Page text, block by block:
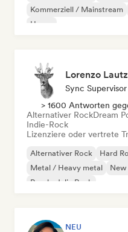
Kommerziell / Mainstream
House
Lorenzo Lautz
Sync Supervisor
> 1600 Antworten
Alternativer RockDream
Indie-Rock
Lizenziere oder vertrete
Alternativer Rock Hard
Metal / Heavy metal
Psychedelic Rock
NEU